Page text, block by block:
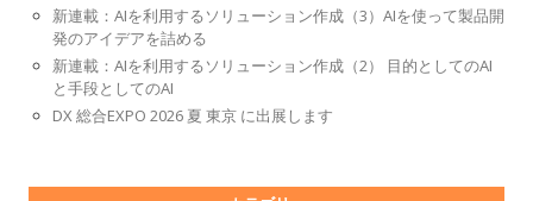
新連載：AIを利用するソリューション作成（3）AIを使って製品開
発のアイデアを詰める
新連載：AIを利用するソリューション作成（2） 目的としてのAI
と手段としてのAI
DX 総合EXPO 2026 夏 東京 に出展します